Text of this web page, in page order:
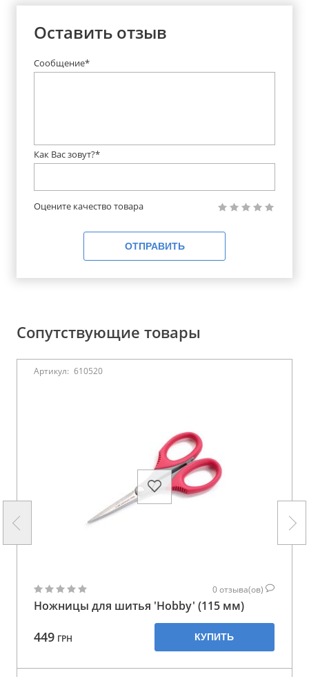
Оставить отзыв
Сообщение*
Как Вас зовут?*
Оцените качество товара
ОТПРАВИТЬ
Сопутствующие товары
Артикул: 610520
0отзыва(ов)
Ножницы для шитья 'Hobby' (115 мм)
449 ГРН КУПИТЬ